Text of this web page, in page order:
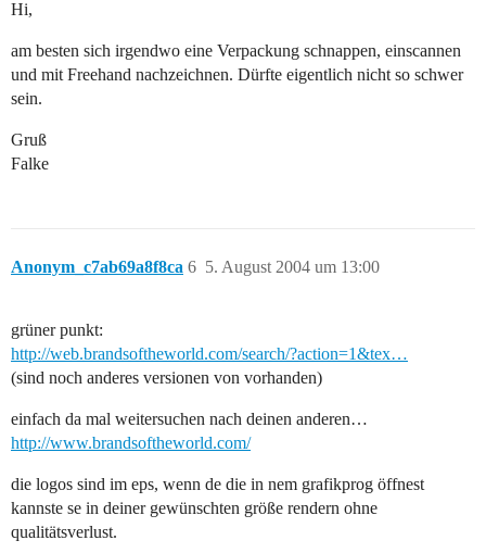
Hi,
am besten sich irgendwo eine Verpackung schnappen, einscannen
und mit Freehand nachzeichnen. Dürfte eigentlich nicht so schwer
sein.
Gruß
Falke
Anonym_c7ab69a8f8ca 5. August 2004 um 13:00
6
grüner punkt:
http://web.brandsoftheworld.com/search/?action=1&tex…
(sind noch anderes versionen von vorhanden)
einfach da mal weitersuchen nach deinen anderen…
http://www.brandsoftheworld.com/
die logos sind im eps, wenn de die in nem grafikprog öffnest
kannste se in deiner gewünschten größe rendern ohne
qualitätsverlust.